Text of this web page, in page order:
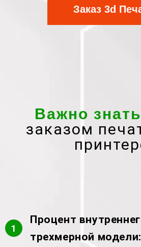
Заказ 3d
Важно знать
заказом
1
Процент
трехмерной модели: